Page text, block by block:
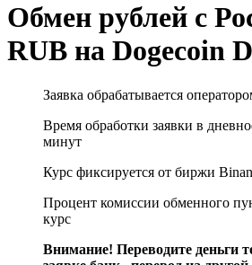
Обмен рублей с
RUB на Dogecoin
Заявка обрабатывается
Время обработки заявки в
минут
Курс фиксируется от биржи
Процент комиссии обменного
курс
Внимание! Переводите деньги